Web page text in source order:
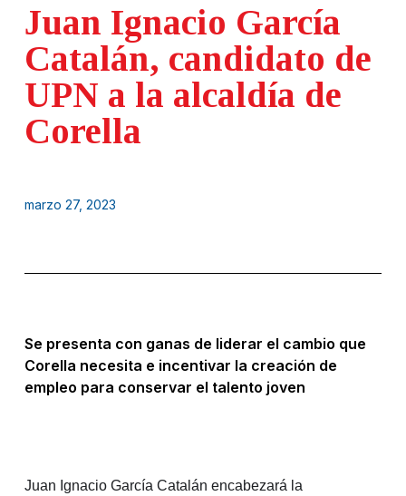
Juan Ignacio García
Catalán, candidato de
UPN a la alcaldía de
Corella
marzo 27, 2023
Se presenta con ganas de liderar el cambio que
Corella necesita e incentivar la creación de
empleo para conservar el talento joven
Juan Ignacio García Catalán encabezará la